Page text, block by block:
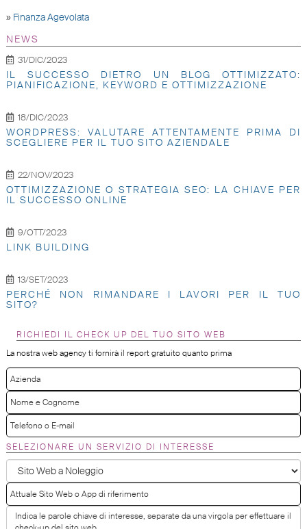
» Finanza Agevolata
NEWS
31/DIC/2023
IL SUCCESSO DIETRO UN BLOG OTTIMIZZATO:
PIANIFICAZIONE, KEYWORD E OTTIMIZZAZIONE
18/DIC/2023
WORDPRESS: VALUTARE ATTENTAMENTE PRIMA DI
SCEGLIERE PER IL TUO SITO AZIENDALE
22/NOV/2023
OTTIMIZZAZIONE O STRATEGIA SEO: LA CHIAVE PER
IL SUCCESSO ONLINE
9/OTT/2023
LINK BUILDING
13/SET/2023
PERCHÉ NON RIMANDARE I LAVORI PER IL TUO
SITO?
RICHIEDI IL CHECK UP DEL TUO SITO WEB
La nostra web agency ti fornirà il report gratuito quanto prima
SELEZIONARE UN SERVIZIO DI INTERESSE